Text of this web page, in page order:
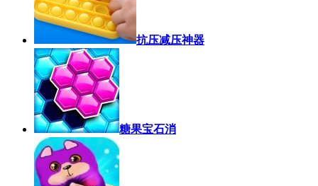
抗压减压神器
糖果宝石消